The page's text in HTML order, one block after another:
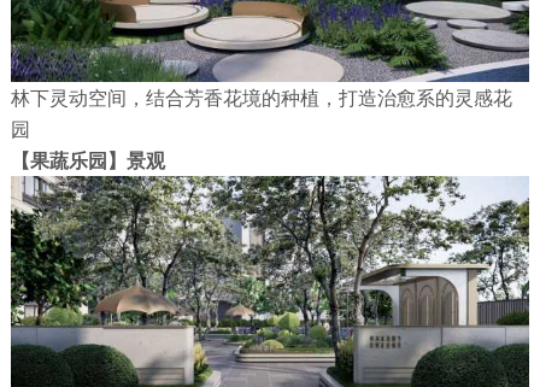
林下灵动空间，结合芳香花境的种植，打造治愈系的灵感花
园
【果蔬乐园】景观